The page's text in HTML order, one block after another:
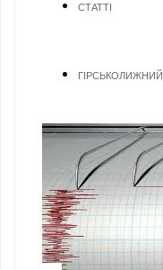
СТАТТІ
ГІРСЬКОЛИЖНИЙ